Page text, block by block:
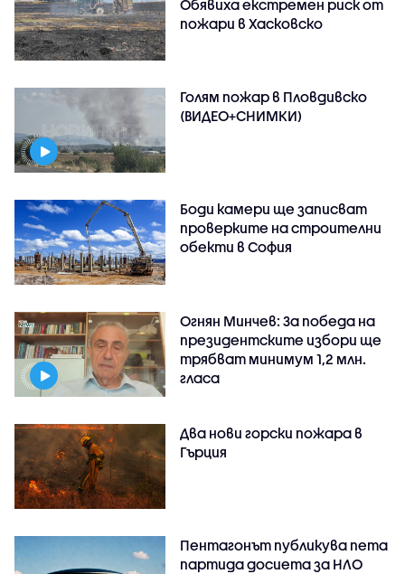
Обявиха екстремен риск от
пожари в Хасковско
Голям пожар в Пловдивско
(ВИДЕО+СНИМКИ)
Боди камери ще записват
проверките на строителни
обекти в София
Огнян Минчев: За победа на
президентските избори ще
трябват минимум 1,2 млн.
гласа
Два нови горски пожара в
Гърция
Пентагонът публикува пета
партида досиета за НЛО